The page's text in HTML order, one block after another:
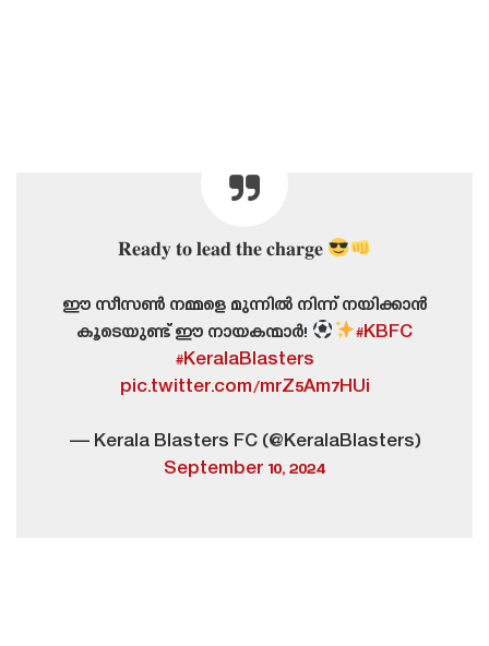
𝐑𝐞𝐚𝐝𝐲 𝐭𝐨 𝐥𝐞𝐚𝐝 𝐭𝐡𝐞 𝐜𝐡𝐚𝐫𝐠𝐞
ഈ സീസൺ നമ്മളെ മുന്നിൽ നിന്ന് നയിക്കാൻ
കൂടെയുണ്ട് ഈ നായകന്മാർ!
#KBFC
#KeralaBlasters
pic.twitter.com/mrZ5Am7HUi
— Kerala Blasters FC (@KeralaBlasters)
September 10, 2024